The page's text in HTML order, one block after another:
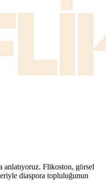
anlatıyoruz. Flikoston, görsel
diaspora topluluğunun